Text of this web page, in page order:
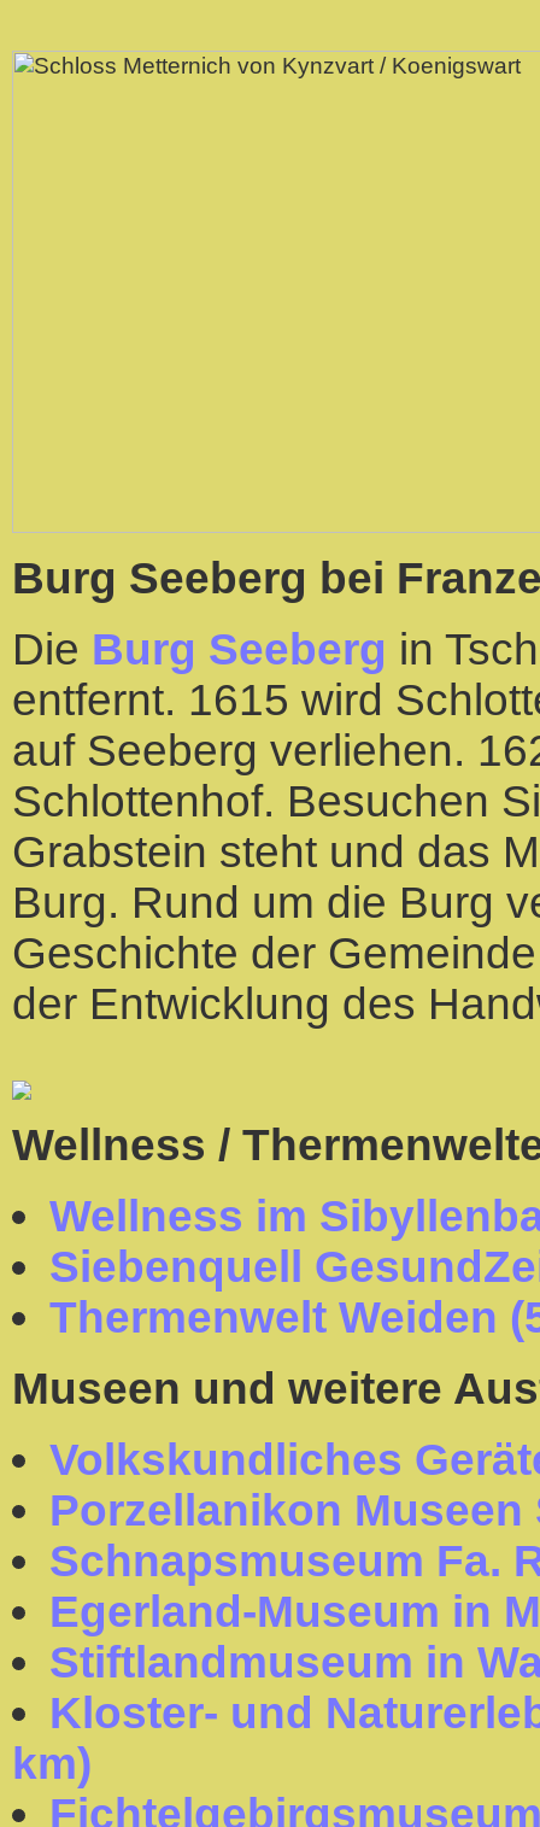
Burg Seeberg bei
Die Burg Seeberg in
entfernt. 1615 wird
auf Seeberg verliehen.
Schlottenhof. Besuchen
Grabstein steht und das
Burg. Rund um die Burg
Geschichte der
der Entwicklung des
Wellness /
Wellness im
Siebenquell
Thermenwelt Weiden
Museen und weitere
Volkskundliches
Porzellanikon Museen
Schnapsmuseum Fa.
Egerland-Museum in
Stiftlandmuseum in
Kloster- und
km)